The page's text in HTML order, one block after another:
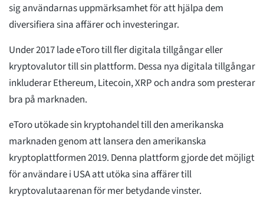
sig användarnas uppmärksamhet för att hjälpa dem
diversifiera sina affärer och investeringar.
Under 2017 lade eToro till fler digitala tillgångar eller
kryptovalutor till sin plattform. Dessa nya digitala tillgångar
inkluderar Ethereum, Litecoin, XRP och andra som presterar
bra på marknaden.
eToro utökade sin kryptohandel till den amerikanska
marknaden genom att lansera den amerikanska
kryptoplattformen 2019. Denna plattform gjorde det möjligt
för användare i USA att utöka sina affärer till
kryptovalutaarenan för mer betydande vinster.